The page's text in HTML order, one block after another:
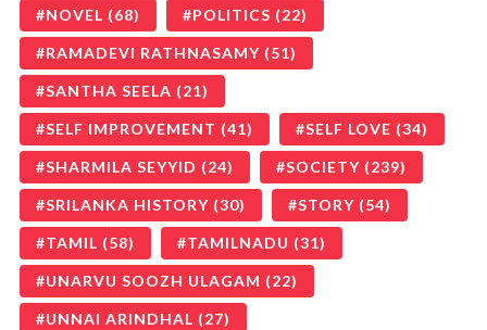
NOVEL (68) POLITICS (22)
RAMADEVI RATHNASAMY (51)
SANTHA SEELA (21)
SELF IMPROVEMENT (41) SELF LOVE (34)
SHARMILA SEYYID (24) SOCIETY (239)
SRILANKA HISTORY (30) STORY (54)
TAMIL (58) TAMILNADU (31)
UNARVU SOOZH ULAGAM (22)
UNNAI ARINDHAL (27)